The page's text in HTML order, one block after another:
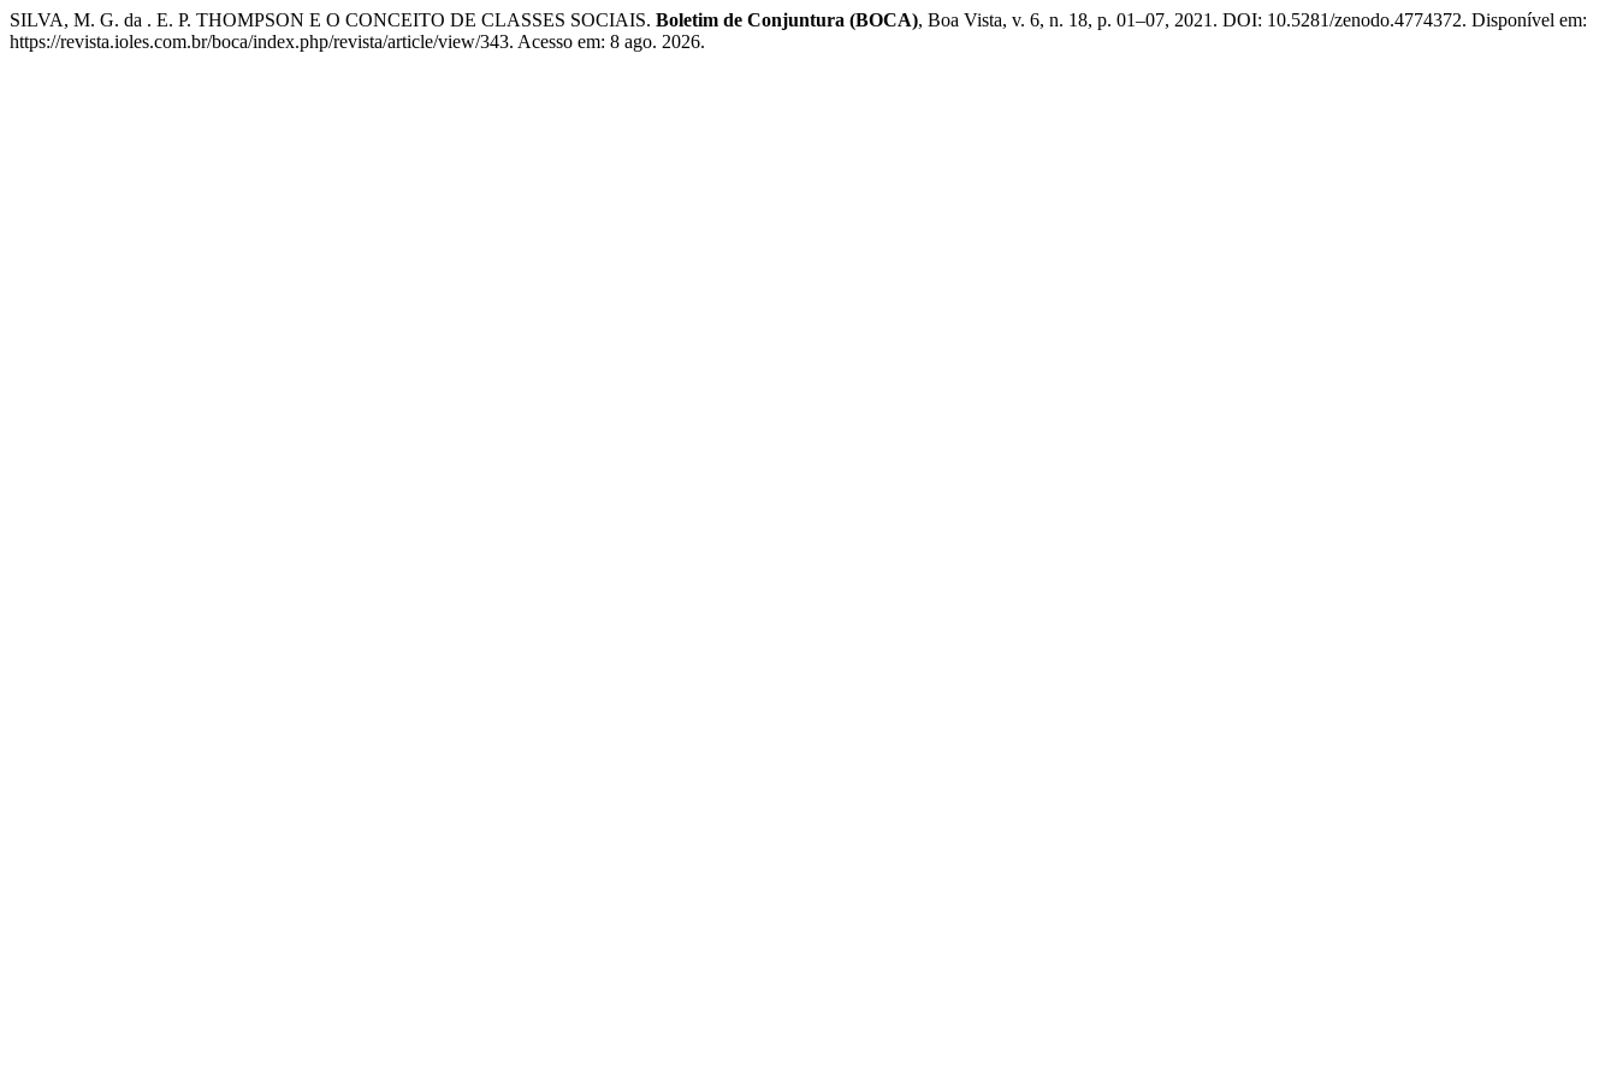
SILVA, M. G. da . E. P. THOMPSON E O CONCEITO DE CLASSES SOCIAIS. Boletim de Conjuntura (BOCA), Boa Vista, v. 6, n. 18, p. 01–07, 2021. DOI: 10.5281/zenodo.4774372. Disponível em:
https://revista.ioles.com.br/boca/index.php/revista/article/view/343. Acesso em: 8 ago. 2026.